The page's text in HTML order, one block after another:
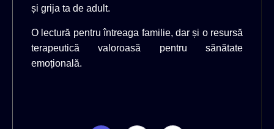
și grija ta de adult.
O lectură pentru întreaga familie, dar și o resursă
terapeutică valoroasă pentru sănătate
emoțională.